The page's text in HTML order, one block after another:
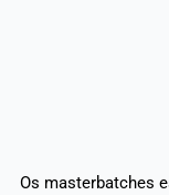
Os masterbatches